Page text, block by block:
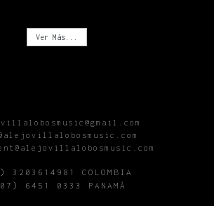
Ver Más...
3203614981 COLOMBIA
6451 0333 PANAMÁ